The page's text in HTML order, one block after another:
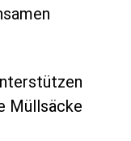
Müllsäcke